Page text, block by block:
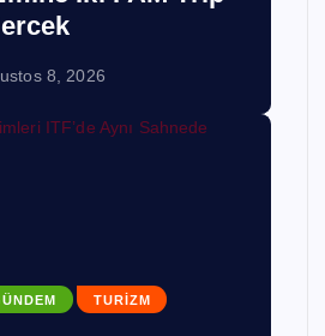
8, 2026
TURIZM